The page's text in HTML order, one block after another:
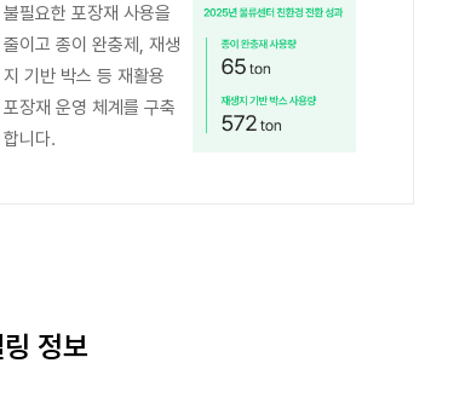
불필요한 포장재 사용을
줄이고 종이 완충제, 재생
지 기반 박스 등 재활용
포장재 운영 체계를 구축
합니다.
정보